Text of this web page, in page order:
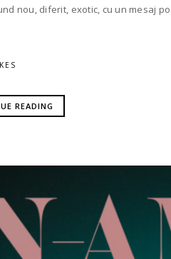
nou, diferit, exotic, cu un mesaj
READING